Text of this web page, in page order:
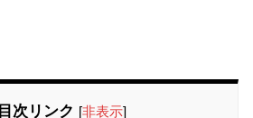
目次リンク [非表示]